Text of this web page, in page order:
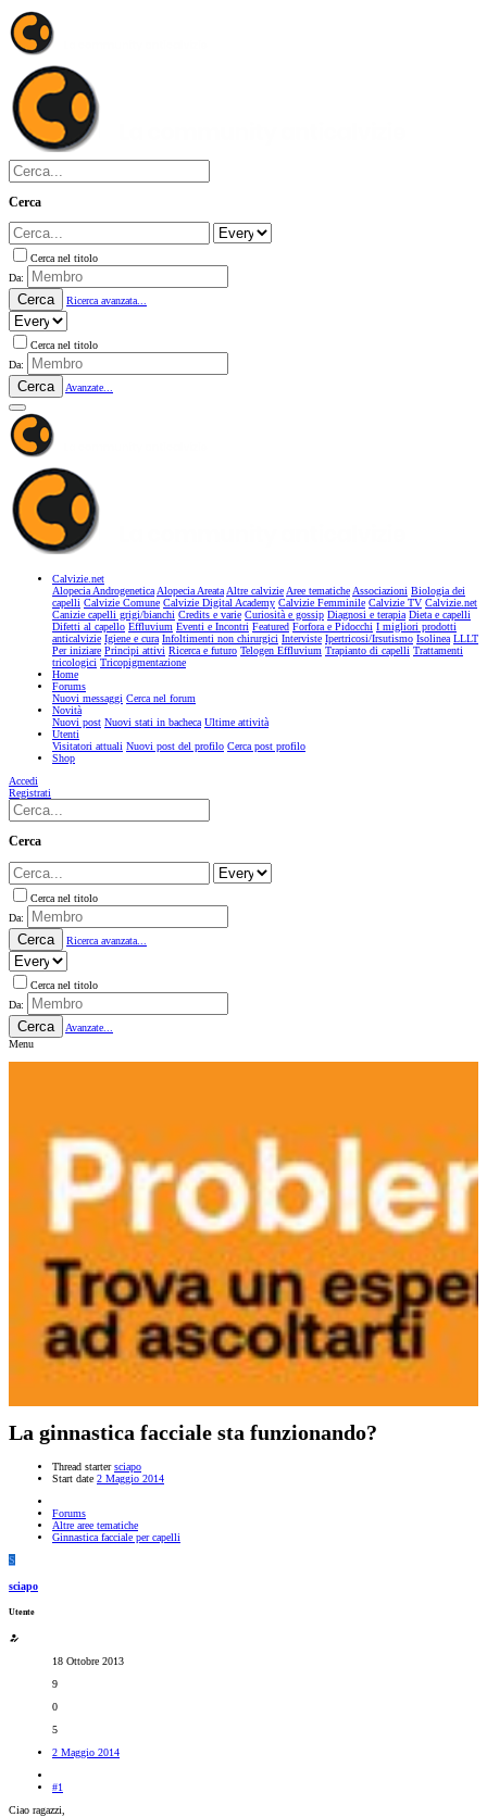
Cerca
Cerca nel titolo
Da:
Cerca Ricerca avanzata...
Cerca nel titolo
Da:
Cerca Avanzate...
Calvizie.net
Alopecia AndrogeneticaAlopecia AreataAltre calvizieAree tematicheAssociazioni Biologia dei
capelli Calvizie Comune Calvizie Digital Academy Calvizie Femminile Calvizie TV Calvizie.net
Canizie capelli grigi/bianchi Credits e varie Curiosità e gossip Diagnosi e terapia Dieta e capelli
Difetti al capello Effluvium Eventi e Incontri Featured Forfora e Pidocchi I migliori prodotti
anticalvizie Igiene e cura Infoltimenti non chirurgici Interviste Ipertricosi/Irsutismo Isolinea LLLT
Per iniziare Principi attivi Ricerca e futuro Telogen Effluvium Trapianto di capelli Trattamenti
tricologici Tricopigmentazione
Home
Forums
Nuovi messaggi Cerca nel forum
Novità
Nuovi post Nuovi stati in bacheca Ultime attività
Utenti
Visitatori attuali Nuovi post del profilo Cerca post profilo
Shop
Accedi
Registrati
Cerca
Cerca nel titolo
Da:
Cerca Ricerca avanzata...
Cerca nel titolo
Da:
Cerca
Avanzate...
Menu
La ginnastica facciale sta funzionando?
Thread starter sciapo
Start date 2 Maggio 2014
Forums
Altre aree tematiche
Ginnastica facciale per capelli
S
sciapo
Utente
18 Ottobre 2013
9
0
5
2 Maggio 2014
#1
Ciao ragazzi,